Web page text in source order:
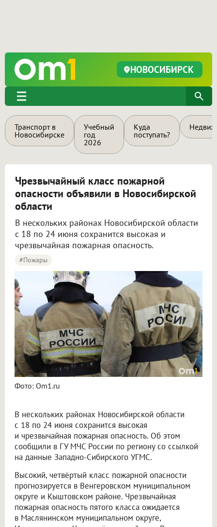
НОВОСИБИРСК
Транспорт в
Новосибирске
Учебный
год
2026
Куда
поступать?
Чрезвычайный класс пожарной
опасности объявили в Новосибирской
области
В нескольких районах Новосибирской области
с 18 по 24 июня сохранится высокая и
чрезвычайная пожарная опасность.
#пожары
Фото: Om1.ru
В нескольких районах Новосибирской области
с 18 по 24 июня сохранится высокая
и чрезвычайная пожарная опасность. Об этом
сообщили в ГУ МЧС России по региону со ссылкой
на данные Западно-Сибирского УГМС.
Высокий, четвёртый класс пожарной опасности
прогнозируется в Венгеровском муниципальном
округе и Кыштовском районе. Чрезвычайная
пожарная опасность пятого класса ожидается
в Маслянинском муниципальном округе,